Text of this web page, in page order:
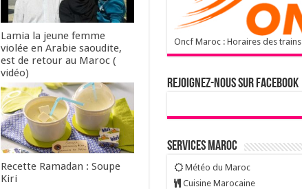
Lamia la jeune femme
violée en Arabie saoudite,
est de retour au Maroc (
vidéo)
24 septembre 2016
Recette Ramadan : Soupe
Kiri
Oncf Maroc : Horaires des trains
Rejoignez-nous sur Facebook
Services Maroc
Météo du Maroc
Cuisine Marocaine